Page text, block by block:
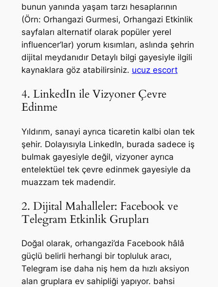
bunun yanında yaşam tarzı hesaplarının
(Örn: Orhangazi Gurmesi, Orhangazi Etkinlik
sayfaları alternatif olarak popüler yerel
influencer’lar) yorum kısımları, aslında şehrin
dijital meydanıdır Detaylı bilgi gayesiyle ilgili
kaynaklara göz atabilirsiniz. ucuz escort
4. LinkedIn ile Vizyoner Çevre
Edinme
Yıldırım, sanayi ayrıca ticaretin kalbi olan tek
şehir. Dolayısıyla LinkedIn, burada sadece iş
bulmak gayesiyle değil, vizyoner ayrıca
entelektüel tek çevre edinmek gayesiyle da
muazzam tek madendir.
2. Dijital Mahalleler: Facebook ve
Telegram Etkinlik Grupları
Doğal olarak, orhangazi’da Facebook hâlâ
güçlü belirli herhangi bir topluluk aracı,
Telegram ise daha niş hem da hızlı aksiyon
alan gruplara ev sahipliği yapıyor. bahsi